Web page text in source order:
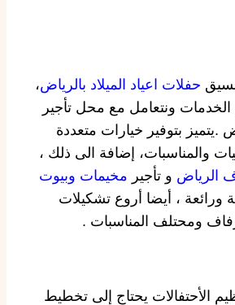
حفلات اعياد الميلاد بالرياض،
ونتعامل مع محل تأجير
.يتميز بتوفير خيارات متعددة
والمناسبات، إضافة الى ذلك ،
الرياض و تأجير مخيمات وبيوت
ورائعة ، أيضا أروع تشكيلات
ومحتلف المناسبات .
الأحتفالات يحتاج إلى تخطيط